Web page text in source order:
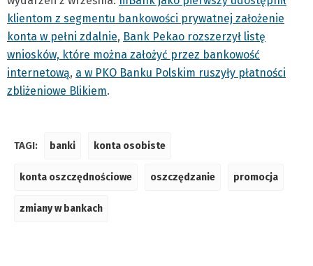
klientom z segmentu bankowości prywatnej założenie
konta w pełni zdalnie, Bank Pekao rozszerzył listę
wniosków, które można założyć przez bankowość
internetową, a w PKO Banku Polskim ruszyły płatności
zbliżeniowe Blikiem.
TAGI: banki konta osobiste
konta oszczędnościowe oszczędzanie promocja
zmiany w bankach